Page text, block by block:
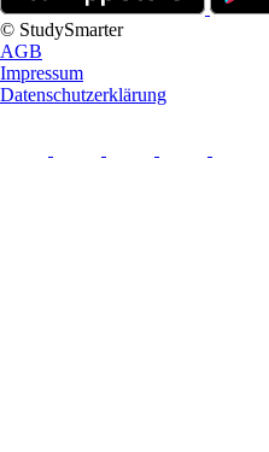
© StudySmarter
AGB
Impressum
Datenschutzerklärung